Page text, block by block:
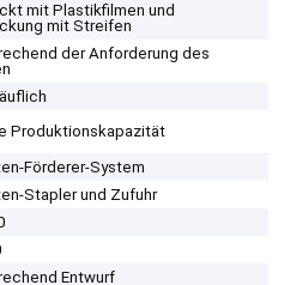
mit Plastikfilmen und
mit Streifen
der Anforderung des
Produktionskapazität
Förderer-System
Stapler und Zufuhr
Entwurf